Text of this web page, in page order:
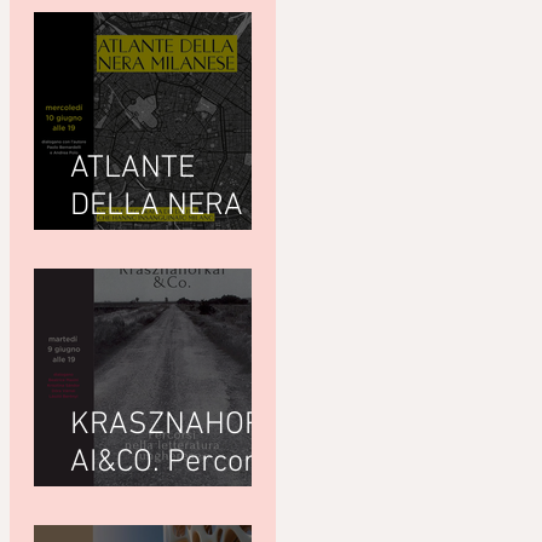
ATLANTE
DELLA NERA
Giuseppe
Paternò
Raddusa (Utet)
KRASZNAHORK
AI&CO. Percorsi